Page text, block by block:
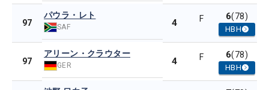
97
パウラ・レト
SAF 4 F 6(78)
HBH
97
アリーン・クラウター
GER 4 F 6(78)
HBH